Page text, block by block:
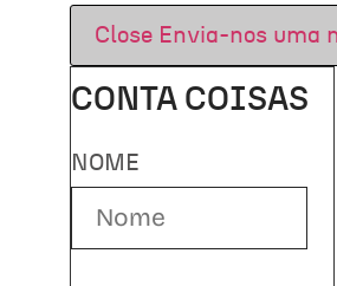
Close Envia-nos uma
CONTA COISAS
NOME